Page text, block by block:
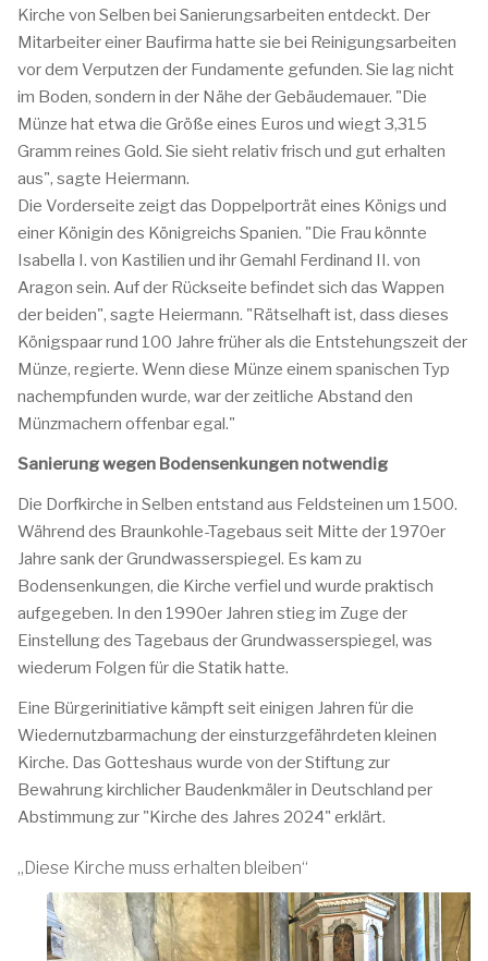
Kirche von Selben bei Sanierungsarbeiten entdeckt. Der
Mitarbeiter einer Baufirma hatte sie bei Reinigungsarbeiten
vor dem Verputzen der Fundamente gefunden. Sie lag nicht
im Boden, sondern in der Nähe der Gebäudemauer. "Die
Münze hat etwa die Größe eines Euros und wiegt 3,315
Gramm reines Gold. Sie sieht relativ frisch und gut erhalten
aus", sagte Heiermann.
Die Vorderseite zeigt das Doppelporträt eines Königs und
einer Königin des Königreichs Spanien. "Die Frau könnte
Isabella I. von Kastilien und ihr Gemahl Ferdinand II. von
Aragon sein. Auf der Rückseite befindet sich das Wappen
der beiden", sagte Heiermann. "Rätselhaft ist, dass dieses
Königspaar rund 100 Jahre früher als die Entstehungszeit der
Münze, regierte. Wenn diese Münze einem spanischen Typ
nachempfunden wurde, war der zeitliche Abstand den
Münzmachern offenbar egal."
Sanierung wegen Bodensenkungen notwendig
Die Dorfkirche in Selben entstand aus Feldsteinen um 1500.
Während des Braunkohle-Tagebaus seit Mitte der 1970er
Jahre sank der Grundwasserspiegel. Es kam zu
Bodensenkungen, die Kirche verfiel und wurde praktisch
aufgegeben. In den 1990er Jahren stieg im Zuge der
Einstellung des Tagebaus der Grundwasserspiegel, was
wiederum Folgen für die Statik hatte.
Eine Bürgerinitiative kämpft seit einigen Jahren für die
Wiedernutzbarmachung der einsturzgefährdeten kleinen
Kirche. Das Gotteshaus wurde von der Stiftung zur
Bewahrung kirchlicher Baudenkmäler in Deutschland per
Abstimmung zur "Kirche des Jahres 2024" erklärt.
„Diese Kirche muss erhalten bleiben“